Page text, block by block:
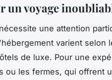
un voyage
une attention
varient selon
de luxe. Pour une
ou les fermes, qui offrent